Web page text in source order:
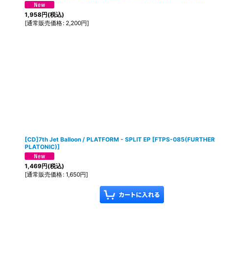
1,958円(税込)
[通常販売価格: 2,200円]
[CD]7th Jet Balloon / PLATFORM - SPLIT EP [FTPS-085(FURTHER
PLATONIC)]
1,469円(税込)
[通常販売価格: 1,650円]